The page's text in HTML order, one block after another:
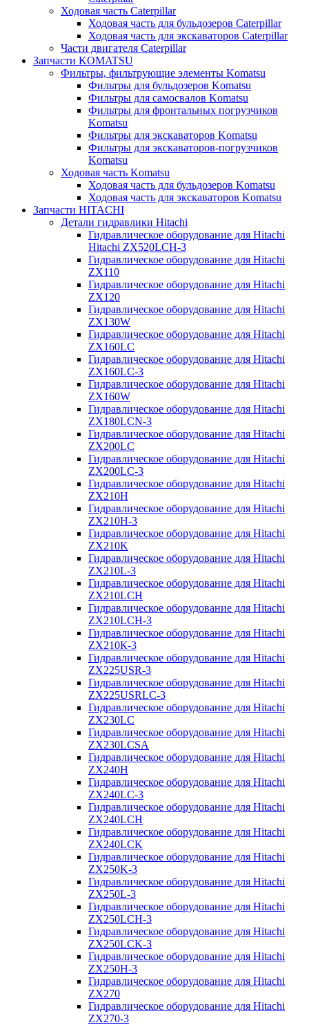
Ходовая часть Caterpillar
Ходовая часть для бульдозеров Caterpillar
Ходовая часть для экскаваторов Caterpillar
Части двигателя Caterpillar
Запчасти KOMATSU
Фильтры, фильтрующие элементы Komatsu
Фильтры для бульдозеров Komatsu
Фильтры для самосвалов Komatsu
Фильтры для фронтальных погрузчиков
Komatsu
Фильтры для экскаваторов Komatsu
Фильтры для экскаваторов-погрузчиков
Komatsu
Ходовая часть Komatsu
Ходовая часть для бульдозеров Komatsu
Ходовая часть для экскаваторов Komatsu
Запчасти HITACHI
Детали гидравлики Hitachi
Гидравлическое оборудование для Hitachi
Hitachi ZX520LCH-3
Гидравлическое оборудование для Hitachi
ZX110
Гидравлическое оборудование для Hitachi
ZX120
Гидравлическое оборудование для Hitachi
ZX130W
Гидравлическое оборудование для Hitachi
ZX160LC
Гидравлическое оборудование для Hitachi
ZX160LC-3
Гидравлическое оборудование для Hitachi
ZX160W
Гидравлическое оборудование для Hitachi
ZX180LCN-3
Гидравлическое оборудование для Hitachi
ZX200LC
Гидравлическое оборудование для Hitachi
ZX200LC-3
Гидравлическое оборудование для Hitachi
ZX210H
Гидравлическое оборудование для Hitachi
ZX210H-3
Гидравлическое оборудование для Hitachi
ZX210K
Гидравлическое оборудование для Hitachi
ZX210L-3
Гидравлическое оборудование для Hitachi
ZX210LCH
Гидравлическое оборудование для Hitachi
ZX210LCH-3
Гидравлическое оборудование для Hitachi
ZX210К-3
Гидравлическое оборудование для Hitachi
ZX225USR-3
Гидравлическое оборудование для Hitachi
ZX225USRLC-3
Гидравлическое оборудование для Hitachi
ZX230LC
Гидравлическое оборудование для Hitachi
ZX230LCSA
Гидравлическое оборудование для Hitachi
ZX240H
Гидравлическое оборудование для Hitachi
ZX240LC-3
Гидравлическое оборудование для Hitachi
ZX240LCH
Гидравлическое оборудование для Hitachi
ZX240LCK
Гидравлическое оборудование для Hitachi
ZX250K-3
Гидравлическое оборудование для Hitachi
ZX250L-3
Гидравлическое оборудование для Hitachi
ZX250LCH-3
Гидравлическое оборудование для Hitachi
ZX250LCK-3
Гидравлическое оборудование для Hitachi
ZX250Н-3
Гидравлическое оборудование для Hitachi
ZX270
Гидравлическое оборудование для Hitachi
ZX270-3